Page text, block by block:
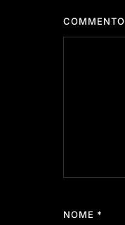
COMMENTO
NOME *